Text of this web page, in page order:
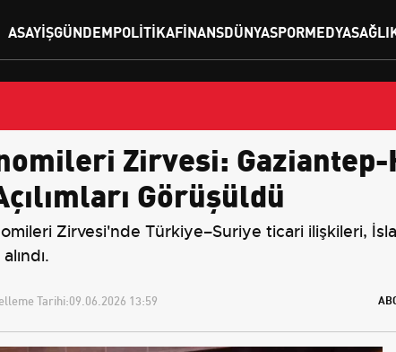
ASAYIŞGÜNDEMPOLITIKAFINANSDÜNYASPORMEDYA
Zirvesi:
Görüşüldü
Zirvesi'nde Türkiye–Suriye ticari ilişkileri,
Tarihi:09.06.2026 13:59